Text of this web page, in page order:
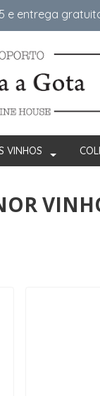
e entrega
VINHOS